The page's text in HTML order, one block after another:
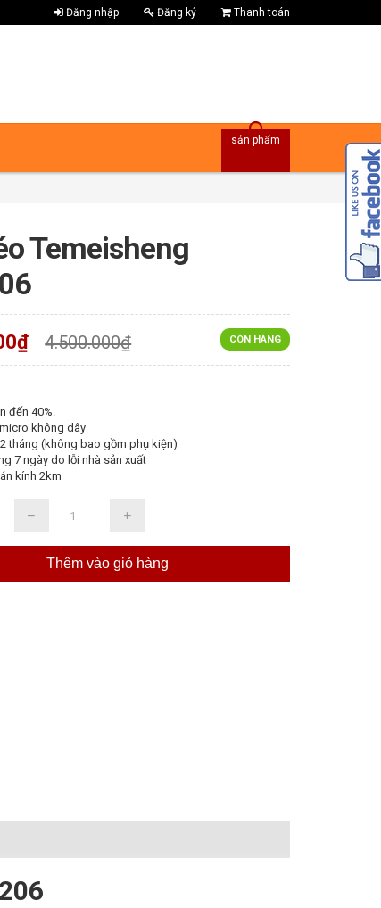
Đăng nhập Đăng ký Thanh toán
sản phẩm
Temeisheng
CÒN HÀNG
4.500.000₫
đến 40%.
không dây
tháng (không bao gồm phụ kiện)
7 ngày do lỗi nhà sản xuất
kính 2km
Thêm vào giỏ hàng